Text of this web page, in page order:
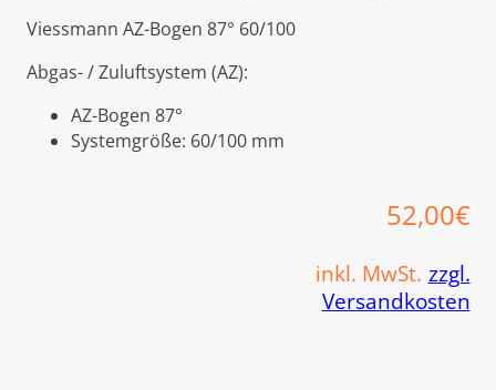
Viessmann AZ-Bogen 87° 60/100
Abgas- / Zuluftsystem (AZ):
AZ-Bogen 87°
Systemgröße: 60/100 mm
52,00€
inkl. MwSt. zzgl.
Versandkosten